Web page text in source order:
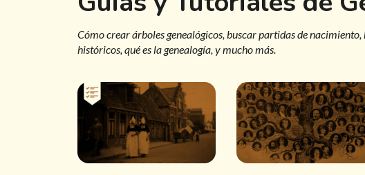
Cómo crear árboles genealógicos, buscar partidas de
históricos, qué es la genealogía, y mucho más.